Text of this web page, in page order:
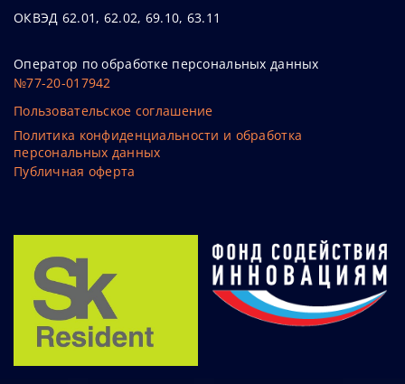
ОКВЭД 62.01, 62.02, 69.10, 63.11
Оператор по обработке персональных данных
№77-20-017942
Пользовательское соглашение
Политика конфиденциальности и обработка
персональных данных
Публичная оферта